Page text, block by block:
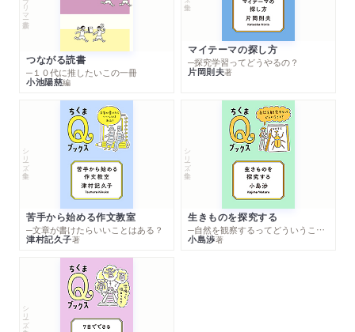
つながる読書
─１０代に推したいこの一冊
小池陽慈編
マイテーマの探し方
─探究学習ってどうやるの？
片岡則夫著
シリーズ・全集
苦手から始める作文教室
─文章が書けたらいいことはある？
津村記久子著
シリーズ・全集
生きものを探究する
─自然を観察するってどういうこと？
小島渉著
シリーズ・全集